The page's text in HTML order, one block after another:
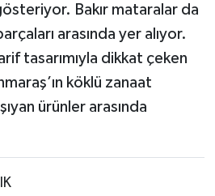
Bakır mataralar da
arasında yer alıyor.
tasarımıyla dikkat çeken
köklü zanaat
ürünler arasında